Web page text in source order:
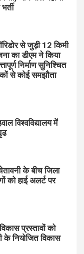
से जुड़ी 12 किमी
का डीएम ने किया
निर्माण सुनिश्चित
से कोई समझौता
विश्वविद्यालय में
के बीच जिला
को हाई अलर्ट पर
प्रस्तावों को
के नियोजित विकास